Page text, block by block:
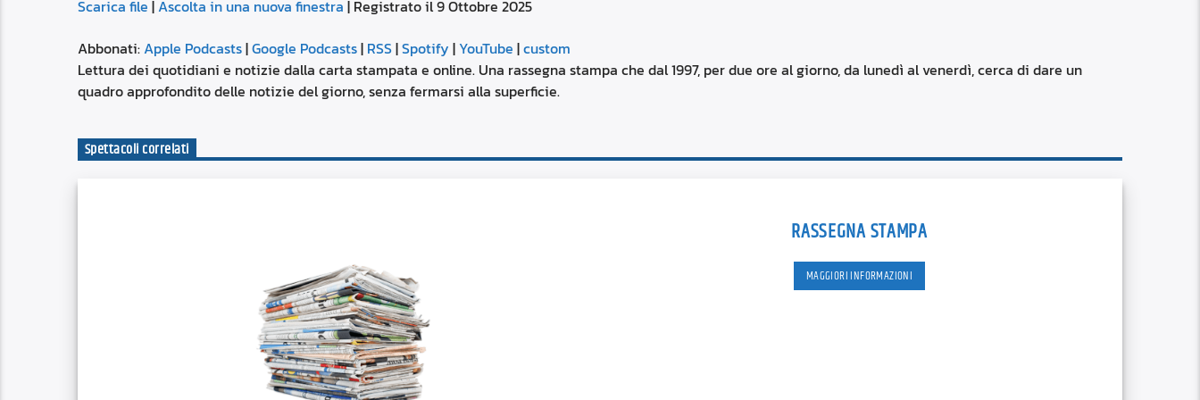
volume.
SUBSCRIBE SHARE
Spotify
LINK
EMBED
Scarica file |Ascolta in una nuova finestra | Registrato il 9 Ottobre 2025
Abbonati:Apple Podcasts|Google Podcasts| RSS|Spotify | YouTube |custom
Lettura dei quotidiani e notizie dalla carta stampata e online. Una rassegna stampa che dal 1997, per due ore al giorno, da lunedì al venerdì, cerca di dare un
quadro approfondito delle notizie del giorno, senza fermarsi alla superficie.
Spettacoli correlati
RASSEGNA STAMPA
MAGGIORI INFORMAZIONI